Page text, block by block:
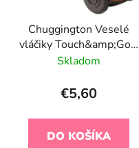
Chuggington Veselé
vláčiky Touch&amp;Go -
Super Ciuchcia
Skladom
€5,60
DO KOŠÍKA